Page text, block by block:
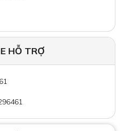
HỖ TRỢ